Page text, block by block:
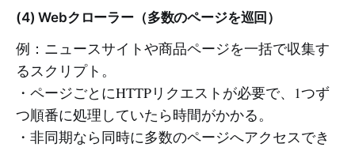
(4) Webクローラー（多数のページを巡回）
例：ニュースサイトや商品ページを一括で収集す
るスクリプト。
・ページごとにHTTPリクエストが必要で、1つず
つ順番に処理していたら時間がかかる。
・非同期なら同時に多数のページへアクセスでき